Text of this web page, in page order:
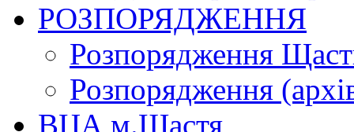
РОЗПОРЯДЖЕННЯ
Розпорядження
Розпорядження
ВЦА м.Щастя